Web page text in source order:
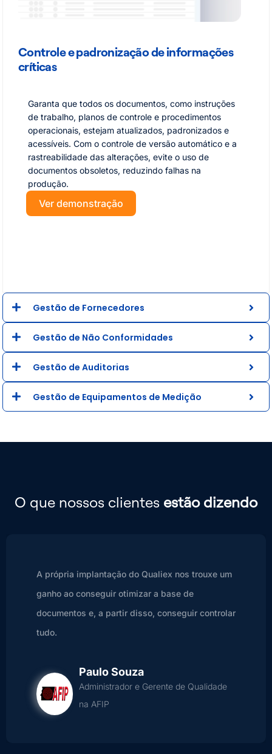
Controle e padronização de informações
críticas
Garanta que todos os documentos, como instruções
de trabalho, planos de controle e procedimentos
operacionais, estejam atualizados, padronizados e
acessíveis. Com o controle de versão automático e a
rastreabilidade das alterações, evite o uso de
documentos obsoletos, reduzindo falhas na
produção.
Ver demonstração
Gestão de Fornecedores
Gestão de Não Conformidades
Gestão de Auditorias
Gestão de Equipamentos de Medição
O que nossos clientes estão dizendo
A própria implantação do Qualiex nos trouxe um
ganho ao conseguir otimizar a base de
documentos e, a partir disso, conseguir controlar
tudo.
Paulo Souza
Administrador e Gerente de Qualidade
na AFIP